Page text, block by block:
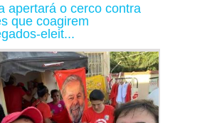
apertará o cerco contra
que coagirem
eleit...